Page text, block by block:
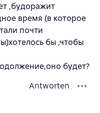
,будоражит
время (в которое
почти
бы ,чтобы
будет?
Antworten